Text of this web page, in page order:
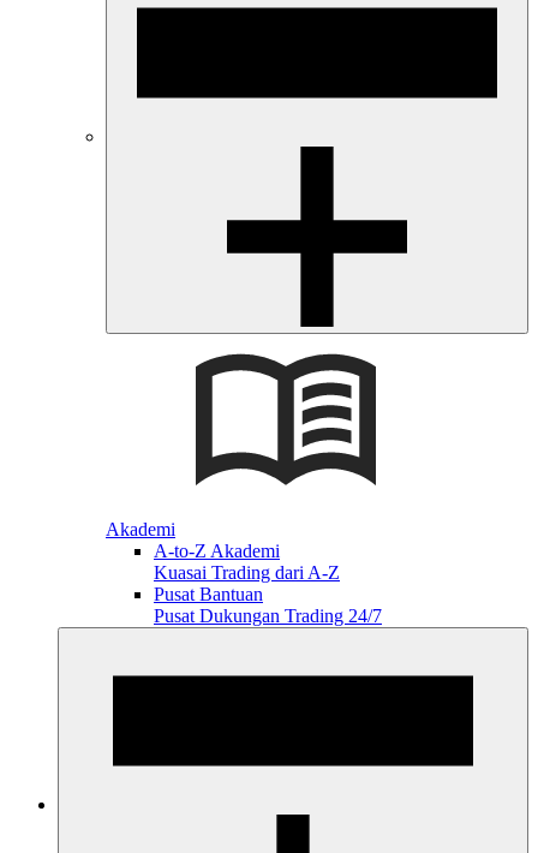
Akademi
A-to-Z Akademi
Kuasai Trading dari A-Z
Pusat Bantuan
Pusat Dukungan Trading 24/7